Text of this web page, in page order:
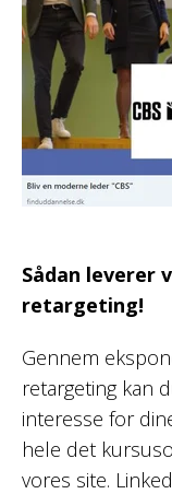
Sådan leverer
retargeting!
Gennem
retargeting kan
interesse for
hele det
vores site.